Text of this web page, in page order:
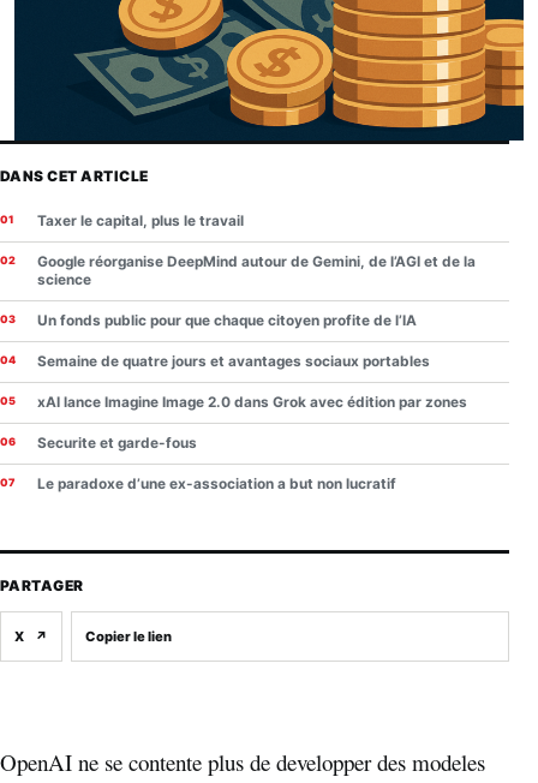
OpenAI ne se contente plus de developper des modeles
DANS CET ARTICLE
Taxer le capital, plus le travail
Google réorganise DeepMind autour de Gemini, de l’AGI et de la
science
Un fonds public pour que chaque citoyen profite de l’IA
Semaine de quatre jours et avantages sociaux portables
xAI lance Imagine Image 2.0 dans Grok avec édition par zones
Securite et garde-fous
Le paradoxe d’une ex-association a but non lucratif
PARTAGER
X ↗ Copier le lien